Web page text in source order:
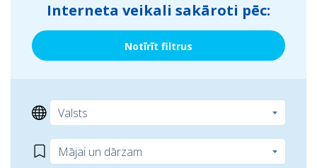
Interneta veikali sakāroti pēc:
Notīrīt filtrus